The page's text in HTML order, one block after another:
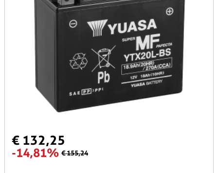
€ 132,25
-14,81% € 155,24